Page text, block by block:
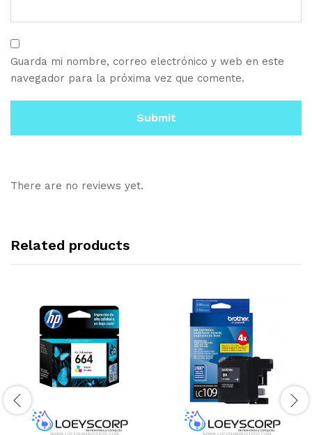
Guarda mi nombre, correo electrónico y web en este
navegador para la próxima vez que comente.
There are no reviews yet.
Related products